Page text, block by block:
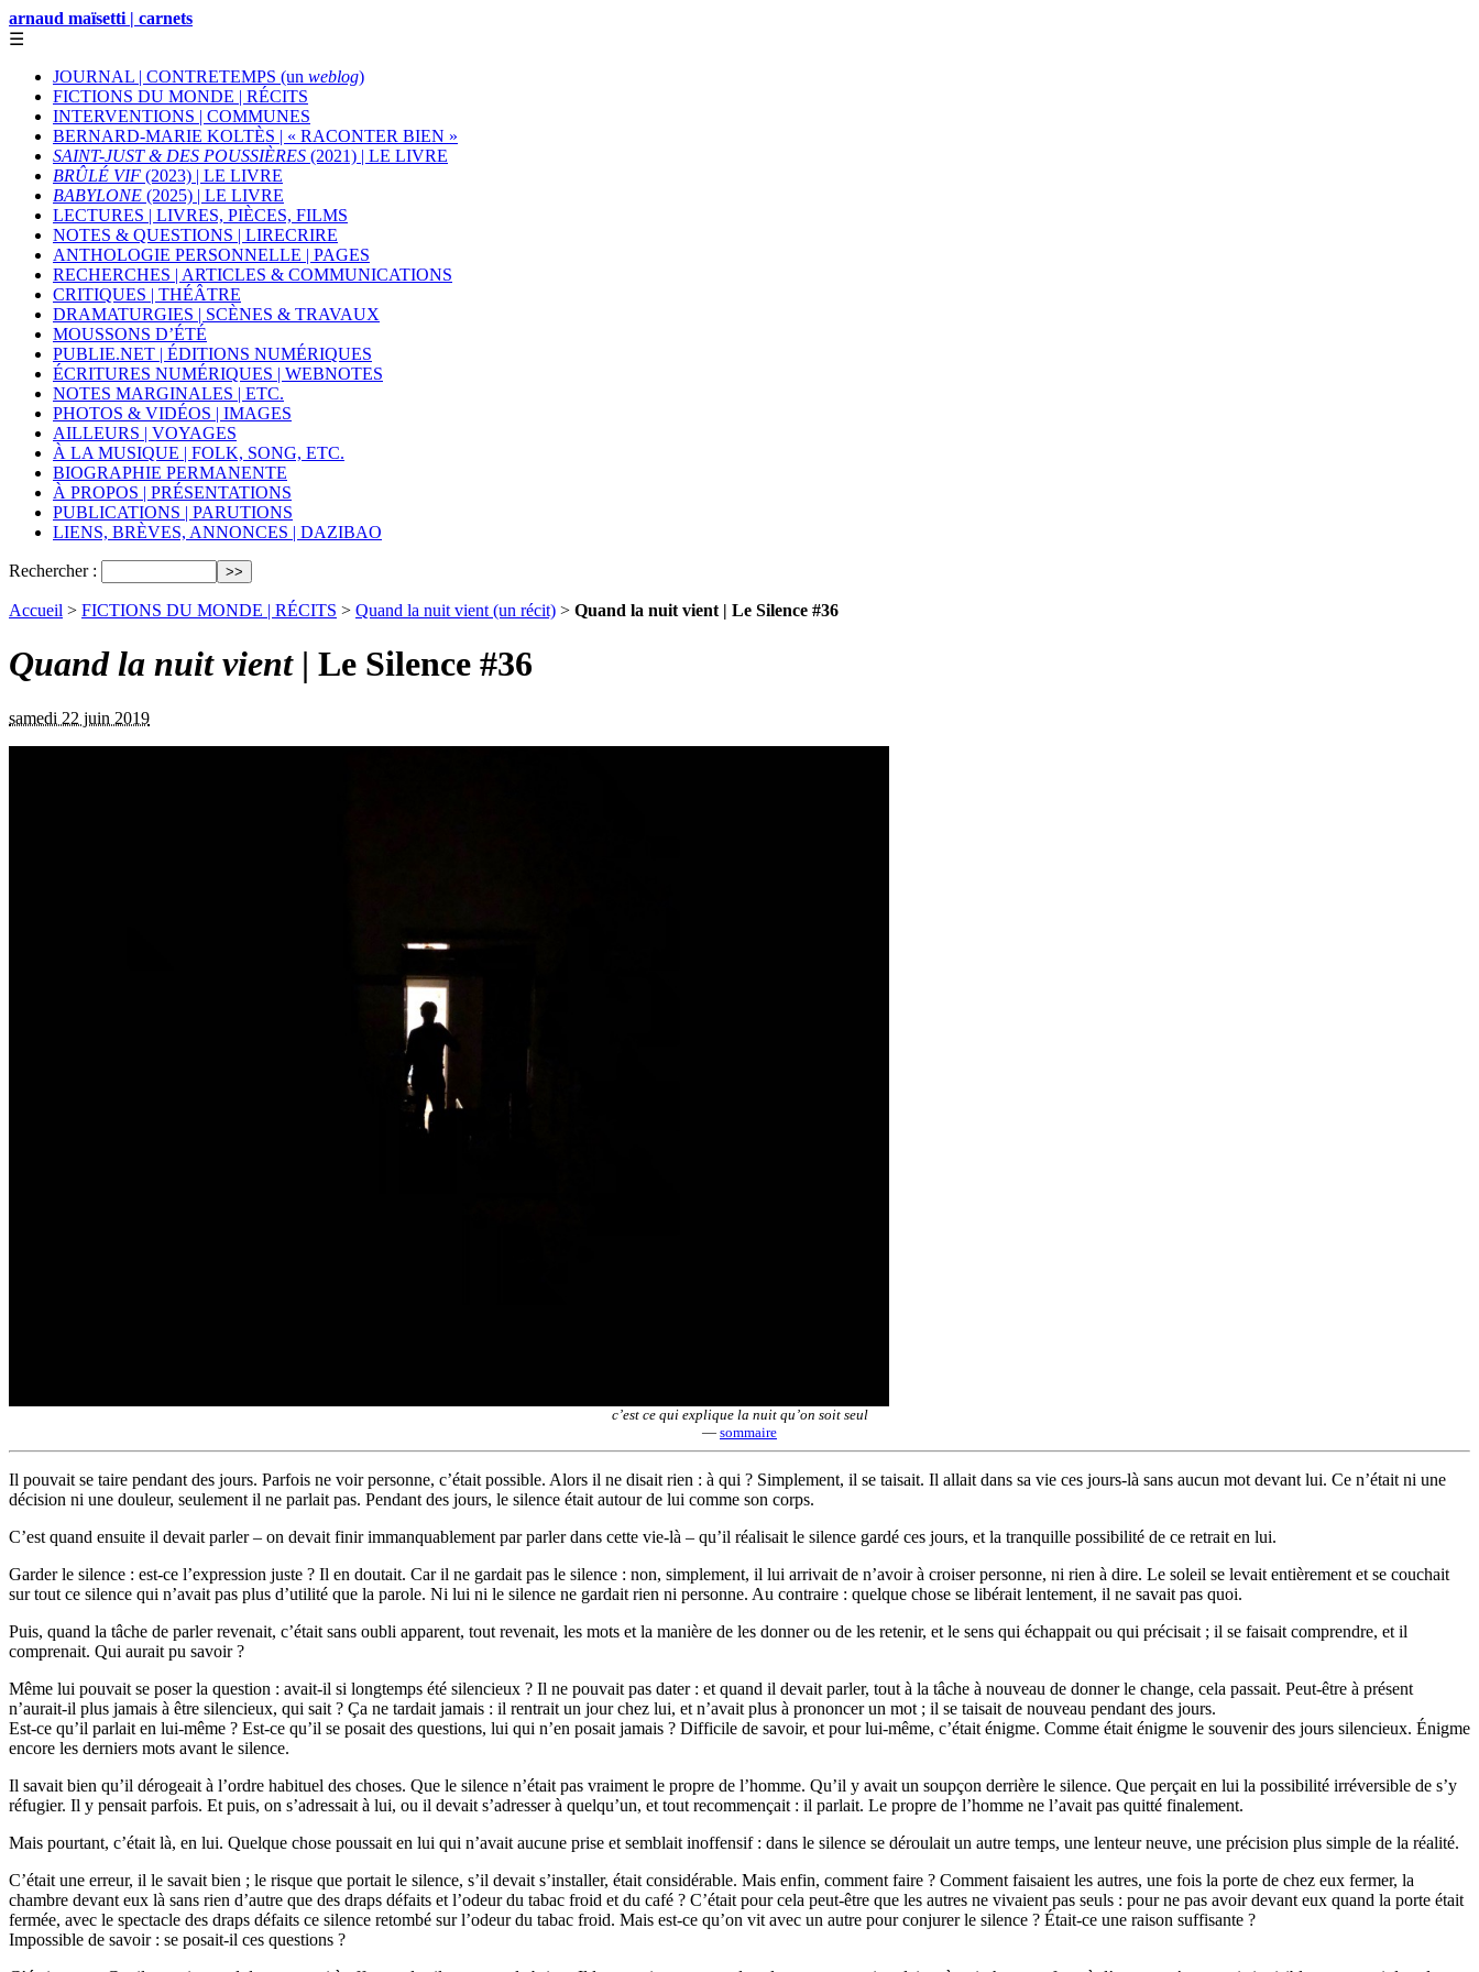
arnaud maïsetti | carnets
☰
JOURNAL | CONTRETEMPS (un weblog)
FICTIONS DU MONDE | RÉCITS
INTERVENTIONS | COMMUNES
BERNARD-MARIE KOLTÈS | « RACONTER BIEN »
SAINT-JUST & DES POUSSIÈRES (2021) | LE LIVRE
BRÛLÉ VIF (2023) | LE LIVRE
BABYLONE (2025) | LE LIVRE
LECTURES | LIVRES, PIÈCES, FILMS
NOTES & QUESTIONS | LIRECRIRE
ANTHOLOGIE PERSONNELLE | PAGES
RECHERCHES | ARTICLES & COMMUNICATIONS
CRITIQUES | THÉÂTRE
DRAMATURGIES | SCÈNES & TRAVAUX
MOUSSONS D’ÉTÉ
PUBLIE.NET | ÉDITIONS NUMÉRIQUES
ÉCRITURES NUMÉRIQUES | WEBNOTES
NOTES MARGINALES | ETC.
PHOTOS & VIDÉOS | IMAGES
AILLEURS | VOYAGES
À LA MUSIQUE | FOLK, SONG, ETC.
BIOGRAPHIE PERMANENTE
À PROPOS | PRÉSENTATIONS
PUBLICATIONS | PARUTIONS
LIENS, BRÈVES, ANNONCES | DAZIBAO
Rechercher :
Accueil > FICTIONS DU MONDE | RÉCITS > Quand la nuit vient (un récit) > Quand la nuit vient | Le Silence #36
Quand la nuit vient| Le Silence #36
samedi 22 juin 2019
c’est ce qui explique la nuit qu’on soit seul
— sommaire
Il pouvait se taire pendant des jours. Parfois ne voir personne, c’était possible. Alors il ne disait rien : à qui ? Simplement, il se taisait. Il allait dans sa vie ces jours-là sans aucun mot devant lui. Ce n’était ni une
décision ni une douleur, seulement il ne parlait pas. Pendant des jours, le silence était autour de lui comme son corps.
C’est quand ensuite il devait parler – on devait finir immanquablement par parler dans cette vie-là – qu’il réalisait le silence gardé ces jours, et la tranquille possibilité de ce retrait en lui.
Garder le silence : est-ce l’expression juste ? Il en doutait. Car il ne gardait pas le silence : non, simplement, il lui arrivait de n’avoir à croiser personne, ni rien à dire. Le soleil se levait entièrement et se couchait
sur tout ce silence qui n’avait pas plus d’utilité que la parole. Ni lui ni le silence ne gardait rien ni personne. Au contraire : quelque chose se libérait lentement, il ne savait pas quoi.
Puis, quand la tâche de parler revenait, c’était sans oubli apparent, tout revenait, les mots et la manière de les donner ou de les retenir, et le sens qui échappait ou qui précisait ; il se faisait comprendre, et il
comprenait. Qui aurait pu savoir ?
Même lui pouvait se poser la question : avait-il si longtemps été silencieux ? Il ne pouvait pas dater : et quand il devait parler, tout à la tâche à nouveau de donner le change, cela passait. Peut-être à présent
n’aurait-il plus jamais à être silencieux, qui sait ? Ça ne tardait jamais : il rentrait un jour chez lui, et n’avait plus à prononcer un mot ; il se taisait de nouveau pendant des jours.
Est-ce qu’il parlait en lui-même ? Est-ce qu’il se posait des questions, lui qui n’en posait jamais ? Difficile de savoir, et pour lui-même, c’était énigme. Comme était énigme le souvenir des jours silencieux. Énigme
encore les derniers mots avant le silence.
Il savait bien qu’il dérogeait à l’ordre habituel des choses. Que le silence n’était pas vraiment le propre de l’homme. Qu’il y avait un soupçon derrière le silence. Que perçait en lui la possibilité irréversible de s’y
réfugier. Il y pensait parfois. Et puis, on s’adressait à lui, ou il devait s’adresser à quelqu’un, et tout recommençait : il parlait. Le propre de l’homme ne l’avait pas quitté finalement.
Mais pourtant, c’était là, en lui. Quelque chose poussait en lui qui n’avait aucune prise et semblait inoffensif : dans le silence se déroulait un autre temps, une lenteur neuve, une précision plus simple de la réalité.
C’était une erreur, il le savait bien ; le risque que portait le silence, s’il devait s’installer, était considérable. Mais enfin, comment faire ? Comment faisaient les autres, une fois la porte de chez eux fermer, la
chambre devant eux là sans rien d’autre que des draps défaits et l’odeur du tabac froid et du café ? C’était pour cela peut-être que les autres ne vivaient pas seuls : pour ne pas avoir devant eux quand la porte était
fermée, avec le spectacle des draps défaits ce silence retombé sur l’odeur du tabac froid. Mais est-ce qu’on vit avec un autre pour conjurer le silence ? Était-ce une raison suffisante ?
Impossible de savoir : se posait-il ces questions ?